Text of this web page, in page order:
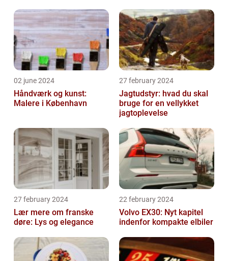
02 june 2024
Håndværk og kunst:
Malere i København
27 february 2024
Jagtudstyr: hvad du skal
bruge for en vellykket
jagtoplevelse
27 february 2024
Lær mere om franske
døre: Lys og elegance
22 february 2024
Volvo EX30: Nyt kapitel
indenfor kompakte elbiler